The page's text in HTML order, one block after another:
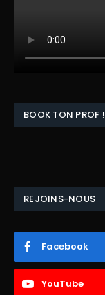
BOOK TON PROF !
REJOINS-NOUS
Facebook
YouTube